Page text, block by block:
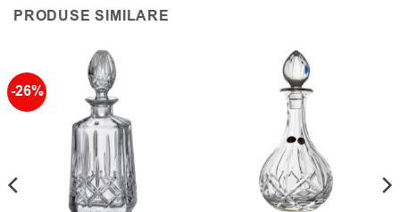
PRODUSE SIMILARE
-26%